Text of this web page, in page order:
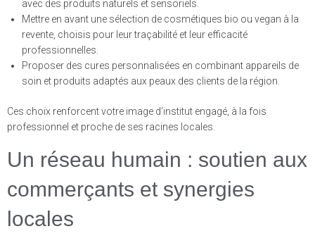
avec des produits naturels et sensoriels.
Mettre en avant une sélection de cosmétiques bio ou vegan à la
revente, choisis pour leur traçabilité et leur efficacité
professionnelles.
Proposer des cures personnalisées en combinant appareils de
soin et produits adaptés aux peaux des clients de la région.
Ces choix renforcent votre image d’institut engagé, à la fois
professionnel et proche de ses racines locales.
Un réseau humain : soutien aux
commerçants et synergies
locales